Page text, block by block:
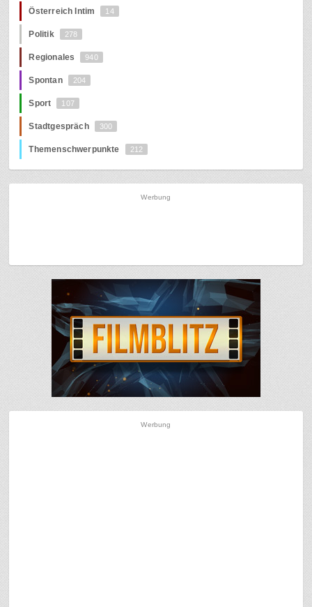
Österreich Intim 14
Politik 278
Regionales 940
Spontan 204
Sport 107
Stadtgespräch 300
Themenschwerpunkte 212
Werbung
Werbung